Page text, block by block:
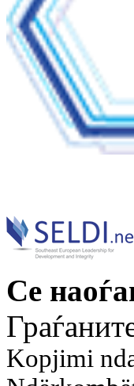
Се
Kopjimi